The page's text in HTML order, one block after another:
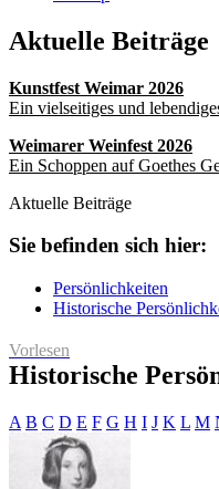
Aktuelle Beiträge
Kunstfest Weimar 2026
Ein vielseitiges und
Weimarer Weinfest 2026
Ein Schoppen auf Goethes
Aktuelle Beiträge
Sie befinden sich hier:
Persönlichkeiten
Historische
Vorlesen
Historische
A B C D E F G H I J K L M